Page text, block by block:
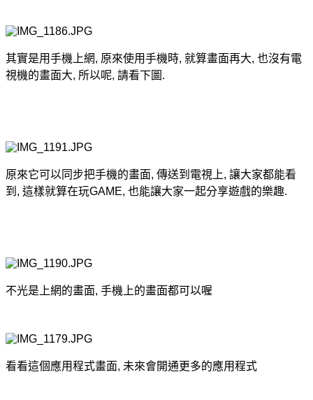
其實是用手機上網, 原來使用手機時, 就算畫面再大, 也沒有電
視機的畫面大, 所以呢, 請看下圖.
原來它可以同步把手機的畫面, 傳送到電視上, 讓大家都能看
到, 這樣就算在玩GAME, 也能讓大家一起分享遊戲的樂趣.
不光是上網的畫面, 手機上的畫面都可以喔
看看這個應用程式畫面, 未來會開通更多的應用程式